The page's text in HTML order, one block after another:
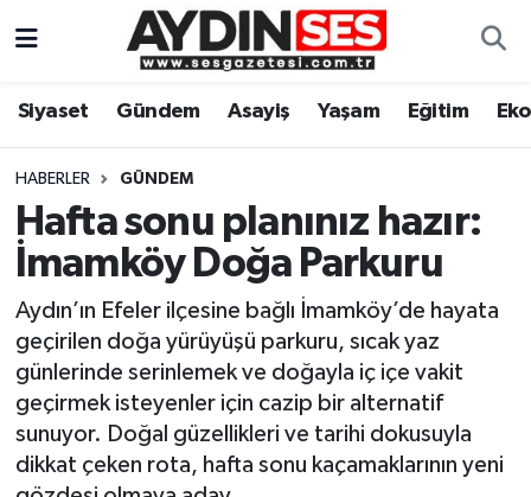
Siyaset Gündem Asayiş Yaşam Eğitim
HABERLER GÜNDEM
Hafta sonu planınız hazır:
İmamköy Doğa Parkuru
Aydın’ın Efeler ilçesine bağlı İmamköy’de hayata
geçirilen doğa yürüyüşü parkuru, sıcak yaz
günlerinde serinlemek ve doğayla iç içe vakit
geçirmek isteyenler için cazip bir alternatif
sunuyor. Doğal güzellikleri ve tarihi dokusuyla
dikkat çeken rota, hafta sonu kaçamaklarının yeni
Gündem
Siyaset
Ekonomi
Yaşam
Eğitim
Kültür Sanat
Aydın Hava Durumu
Aydin Namaz Vakitleri
Aydın Trafik Yoğunluk Haritası
Süper Lig Puan Durumu ve Fikstür
Tüm Manşetler
Son Dakika Haberleri